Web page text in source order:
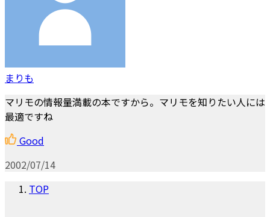
まりも
マリモの情報量満載の本ですから。マリモを知りたい人には
最適ですね
Good
2002/07/14
TOP